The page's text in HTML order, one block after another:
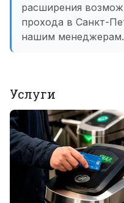
расширения
прохода в Санкт-
нашим менеджерам.
Услуги